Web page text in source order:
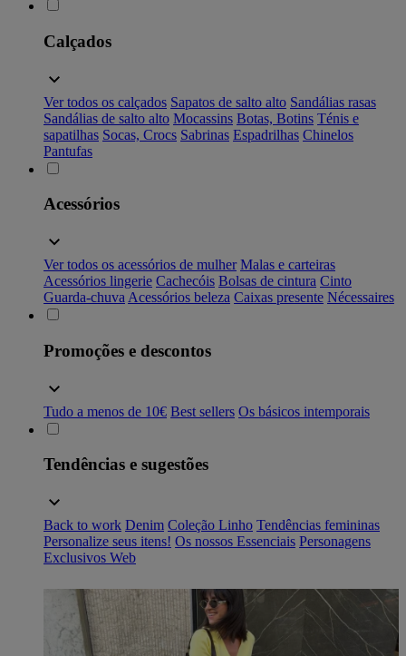
Calçados
Ver todos os calçados Sapatos de salto alto Sandálias rasas
Sandálias de salto alto Mocassins Botas, Botins Ténis e
sapatilhas Socas, Crocs Sabrinas Espadrilhas Chinelos
Pantufas
Acessórios
Ver todos os acessórios de mulher Malas e carteiras
Acessórios lingerie Cachecóis Bolsas de cintura Cinto
Guarda-chuva Acessórios beleza Caixas presente Nécessaires
Promoções e descontos
Tudo a menos de 10€ Best sellers Os básicos intemporais
Tendências e sugestões
Back to work Denim Coleção Linho Tendências femininas
Personalize seus itens! Os nossos Essenciais Personagens
Exclusivos Web